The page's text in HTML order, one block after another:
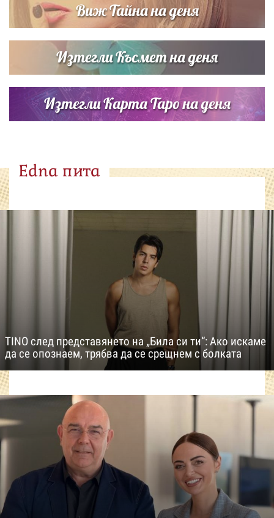
Виж Тайна на деня
Изтегли Късмет на деня
Изтегли Карта Таро на деня
Edna пита
TINO след представянето на „Била си ти“: Ако искаме
да се опознаем, трябва да се срещнем с болката